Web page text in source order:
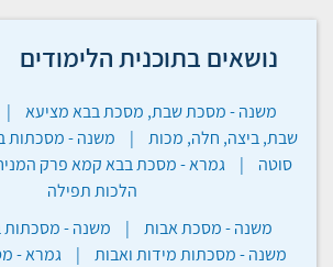
נושאים בתוכנית הלימודים
משנה - מסכת שבת, מסכת בבא מציעא |
שבת, ביצה, חלה, מכות
|
משנה - מסכתות
סוטה
| גמרא - מסכת בבא קמא פרק
הלכות תפילה
משנה - מסכת אבות
| משנה - מסכתות
משנה - מסכתות מידות ואבות
|
גמרא -